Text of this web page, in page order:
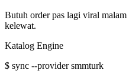
Butuh order pas lagi viral
kelewat.
Katalog Engine
$ sync --provider smmturk